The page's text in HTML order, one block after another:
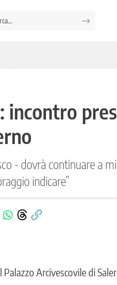
incontro
- dovrà continuare a
indicare”
Arcivescovile di